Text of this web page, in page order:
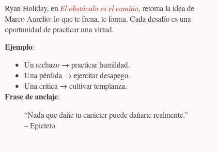
Ryan Holiday, en El obstáculo es el camino, retoma la idea de
Marco Aurelio: lo que te frena, te forma. Cada desafío es una
oportunidad de practicar una virtud.
Ejemplo:
Un rechazo → practicar humildad.
Una pérdida → ejercitar desapego.
Una crítica → cultivar templanza.
Frase de anclaje:
“Nada que dañe tu carácter puede dañarte realmente.”
– Epicteto